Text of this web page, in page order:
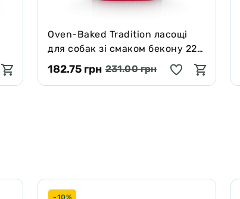
Oven-Baked Tradition ласощі
для собак зі смаком бекону 227
г
182.75 грн 231.00 грн
-10%